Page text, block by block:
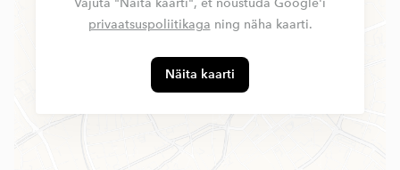
Vajuta "Näita kaarti", et nõustuda Google'i
privaatsuspoliitikaga ning näha kaarti.
Näita kaarti